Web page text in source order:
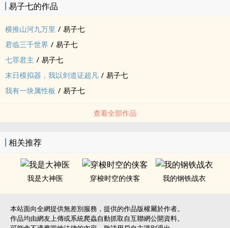
易子七的作品
横推山河九万里 / 易子七
君临三千世界 / 易子七
七罪君主 / 易子七
末日模拟器，我以剑道证超凡 / 易子七
我有一块属性板 / 易子七
查看全部作品
相关推荐
我是大神医 穿梭时空的侠客 我的钢铁战衣
本站面向全網提供無差別服務，提供的作品版權屬於作者。
作品均由網友上傳或系統爬蟲自動抓取自互聯網公開資料。